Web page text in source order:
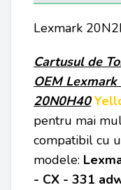
Lexmark
Cartusul de
OEMLexmark
20N0H40
pentru mai
compatibil cu
modele:
- CX - 331